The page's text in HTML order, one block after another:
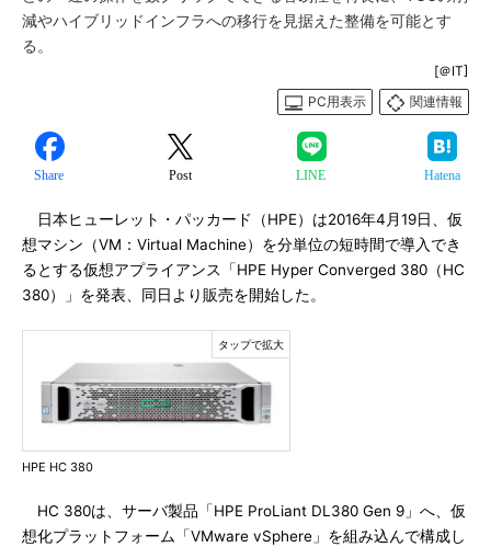
減やハイブリッドインフラへの移行を見据えた整備を可能とす
る。
[＠IT]
PC用表示
関連情報
Share Post LINE Hatena
日本ヒューレット・パッカード（HPE）は2016年4月19日、仮
想マシン（VM：Virtual Machine）を分単位の短時間で導入でき
るとする仮想アプライアンス「HPE Hyper Converged 380（HC
380）」を発表、同日より販売を開始した。
HPE HC 380
HC 380は、サーバ製品「HPE ProLiant DL380 Gen 9」へ、仮
想化プラットフォーム「VMware vSphere」を組み込んで構成し